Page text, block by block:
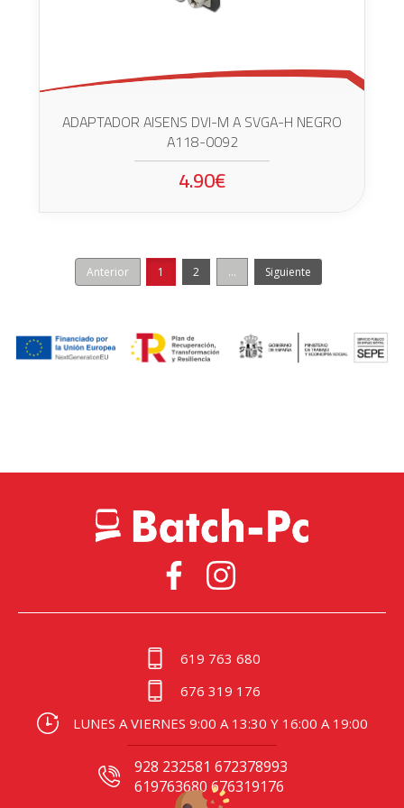
ADAPTADOR AISENS DVI-M A SVGA-H NEGRO
A118-0092
4.90€
Anterior 1 2 ... Siguiente
619 763 680
676 319 176
LUNES A VIERNES 9:00 A 13:30 Y 16:00 A 19:00
928 232581 672378993
619763680 676319176